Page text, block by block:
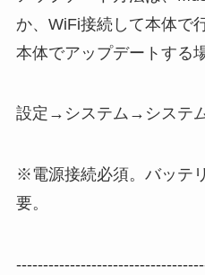
か、WiFi接続して本体で
本体でアップデートする
設定→システム→システム
※電源接続必須。バッテ
要。